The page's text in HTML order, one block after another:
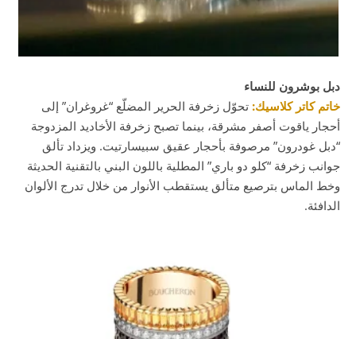
دبل بوشرون للنساء
خاتم كاتر كلاسيك: تحوّل زخرفة الحرير المضلّع “غروغران” إلى
أحجار ياقوت أصفر مشرقة، بينما تصبح زخرفة الأخاديد المزدوجة
“دبل غودرون” مرصوفة بأحجار عقيق سبيسارتيت. ويزداد تألق
جوانب زخرفة “كلو دو باري” المطلية باللون البني بالتقنية الحديثة
وخط الماس بترصيع متألق يستقطب الأنوار من خلال تدرج الألوان
الدافئة.